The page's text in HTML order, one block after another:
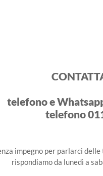
telefono e
telefono
impegno per parlarci
rispondiamo da lunedì a